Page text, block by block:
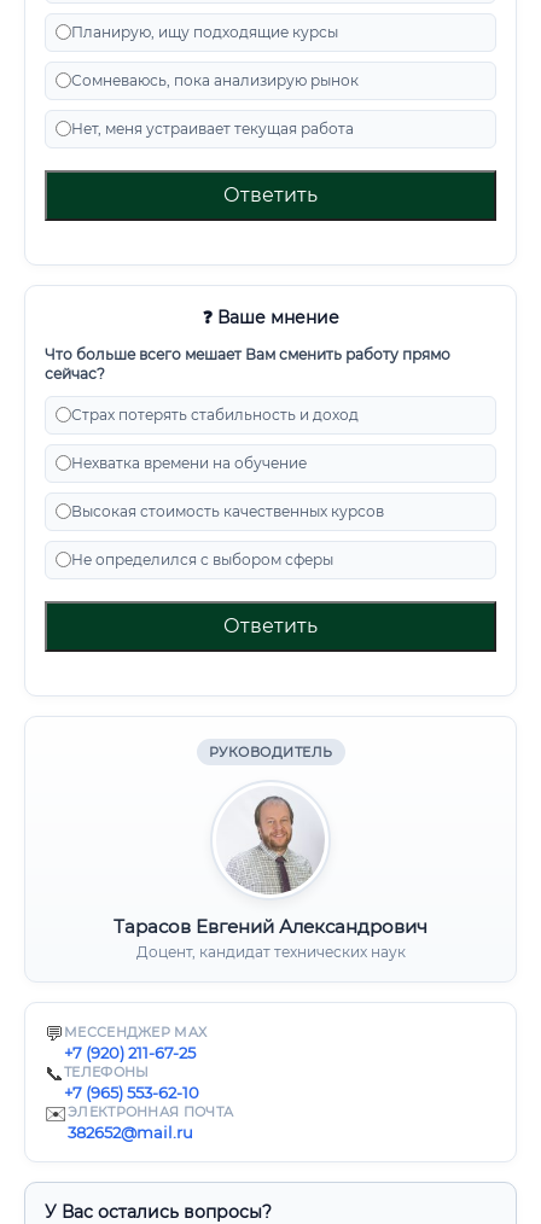
Планирую, ищу подходящие курсы
Сомневаюсь, пока анализирую рынок
Нет, меня устраивает текущая работа
Ответить
❓ Ваше мнение
Что больше всего мешает Вам сменить работу прямо
сейчас?
Страх потерять стабильность и доход
Нехватка времени на обучение
Высокая стоимость качественных курсов
Не определился с выбором сферы
Ответить
РУКОВОДИТЕЛЬ
Тарасов Евгений Александрович
Доцент, кандидат технических наук
💬 МЕССЕНДЖЕР MAX
+7 (920) 211-67-25
📞ТЕЛЕФОНЫ
+7 (965) 553-62-10
✉️ЭЛЕКТРОННАЯ ПОЧТА
382652@mail.ru
У Вас остались вопросы?